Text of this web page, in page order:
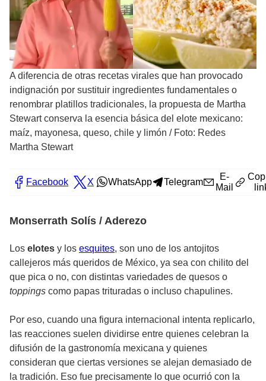
A diferencia de otras recetas virales que han provocado
indignación por sustituir ingredientes fundamentales o
renombrar platillos tradicionales, la propuesta de Martha
Stewart conserva la esencia básica del elote mexicano:
maíz, mayonesa, queso, chile y limón / Foto: Redes
Martha Stewart
Facebook X WhatsApp Telegram
E-
Mail
Monserrath Solís / Aderezo
Los elotes y los esquites, son uno de los antojitos
callejeros más queridos de México, ya sea con chilito del
que pica o no, con distintas variedades de quesos o
toppings como papas trituradas o incluso chapulines.
Por eso, cuando una figura internacional intenta replicarlo,
las reacciones suelen dividirse entre quienes celebran la
difusión de la gastronomía mexicana y quienes
consideran que ciertas versiones se alejan demasiado de
la tradición. Eso fue precisamente lo que ocurrió con la